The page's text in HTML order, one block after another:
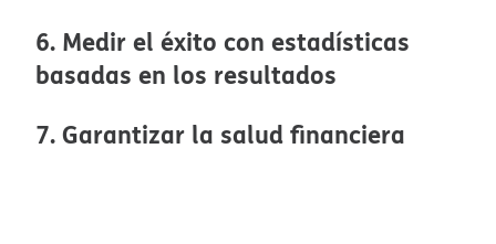
6. Medir el éxito con estadísticas
basadas en los resultados​​
7. Garantizar la salud financiera​​